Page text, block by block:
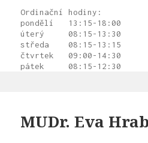
Ordinační hodiny:
pondělí   13:15-18:00
úterý     08:15-13:30
středa    08:15-13:15
čtvrtek   09:00-14:30
pátek     08:15-12:30
MUDr. Eva